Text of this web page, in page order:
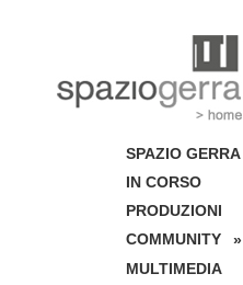
SPAZIO GERRA
IN CORSO
PRODUZIONI
COMMUNITY
»
MULTIMEDIA